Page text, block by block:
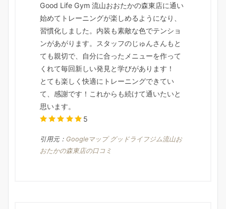
Good Life Gym 流山おおたかの森東店に通い
始めてトレーニングが楽しめるようになり、
習慣化しました。内装も素敵な色でテンショ
ンがあがります。スタッフのじゅんさんもと
ても親切で、自分に合ったメニューを作って
くれて毎回新しい発見と学びがあります！
とても楽しく快適にトレーニングできてい
て、感謝です！これからも続けて通いたいと
思います。
5
引用元： Googleマップ グッドライフジム流山お
おたかの森東店の口コミ